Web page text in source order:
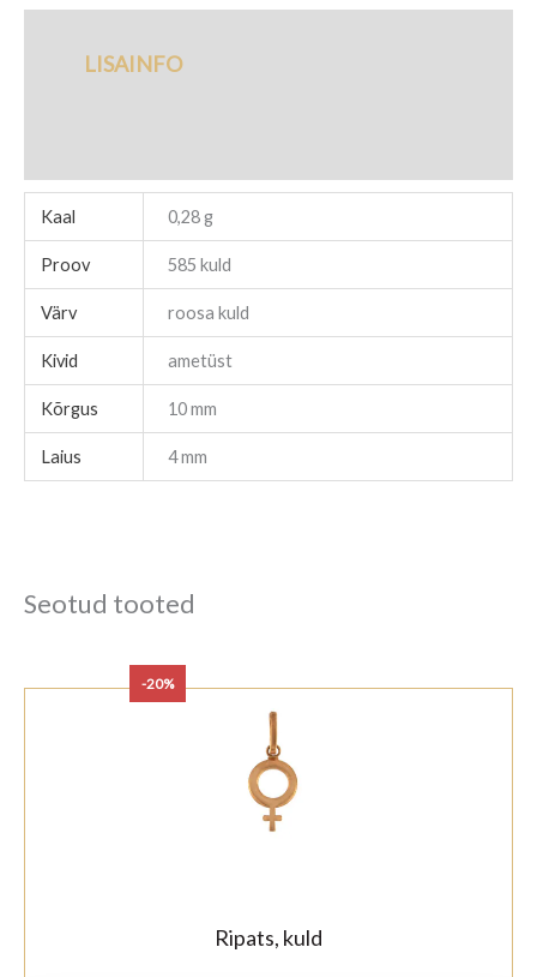
LISAINFO
Kaal 0,28 g
Proov 585 kuld
Värv roosa kuld
Kivid ametüst
Kõrgus 10 mm
Laius 4 mm
Seotud tooted
-20%
Ripats, kuld